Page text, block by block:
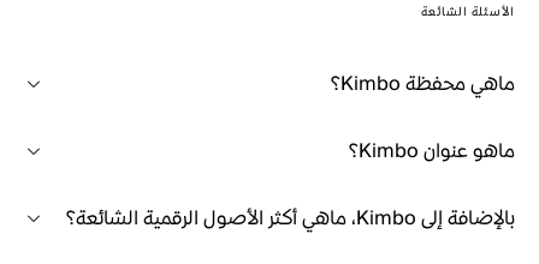
الأسئلة الشائعة
ماهي محفظة Kimbo؟
ماهو عنوان Kimbo؟
بالإضافة إلى Kimbo، ماهي أكثر الأصول الرقمية الشائعة؟